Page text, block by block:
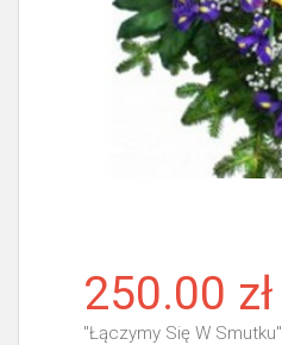
250.00 zł
"Łączymy Się W Smutku"